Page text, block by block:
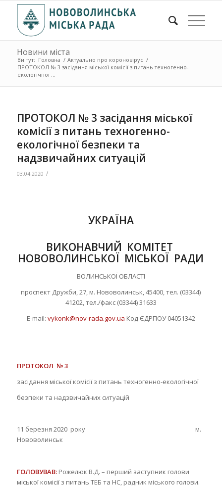
Новини міста
Ви тут: Головна / Актуально про короновірус /
ПРОТОКОЛ № 3 засідання міської комісії з питань техногенно-
екологічної ...
ПРОТОКОЛ № 3 засідання міської
комісії з питань техногенно-
екологічної безпеки та
надзвичайних ситуацій
03.04.2020 /
УКРАЇНА
ВИКОНАВЧИЙ КОМІТЕТ
НОВОВОЛИНСЬКОЇ МІСЬКОЇ РАДИ
ВОЛИНСЬКОЇ ОБЛАСТІ
проспект Дружби, 27, м. Нововолинськ, 45400, тел. (03344)
41202, тел./факс (03344) 31633
Е-mail: vykonk@nov-rada.gov.ua Код ЄДРПОУ 04051342
ПРОТОКОЛ № 3
засідання міської комісії з питань техногенно-екологічної
безпеки та надзвичайних ситуацій
11 березня 2020 року м.
Нововолинськ
ГОЛОВУВАВ:Рожелюк В.Д. – перший заступник голови
міської комісії з питань ТЕБ та НС, радник міського голови.